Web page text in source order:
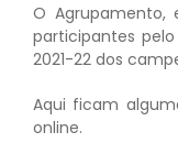
O Agrupamento,
participantes
2021-22 dos
Aqui ficam
online.